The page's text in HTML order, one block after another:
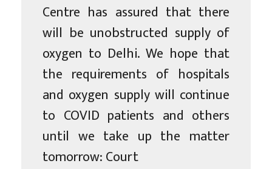
Centre has assured that there
will be unobstructed supply of
oxygen to Delhi. We hope that
the requirements of hospitals
and oxygen supply will continue
to COVID patients and others
until we take up the matter
tomorrow: Court